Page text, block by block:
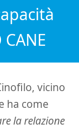
vicino
ha come
la relazione